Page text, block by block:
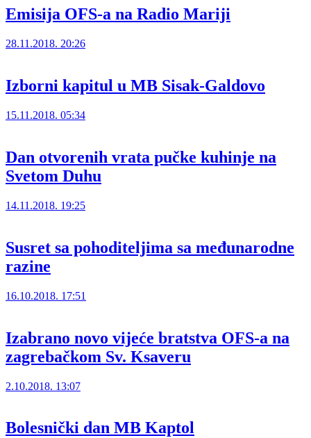
Emisija OFS-a na Radio Mariji
28.11.2018. 20:26
Izborni kapitul u MB Sisak-Galdovo
15.11.2018. 05:34
Dan otvorenih vrata pučke kuhinje na
Svetom Duhu
14.11.2018. 19:25
Susret sa pohoditeljima sa međunarodne
razine
16.10.2018. 17:51
Izabrano novo vijeće bratstva OFS-a na
zagrebačkom Sv. Ksaveru
2.10.2018. 13:07
Bolesnički dan MB Kaptol